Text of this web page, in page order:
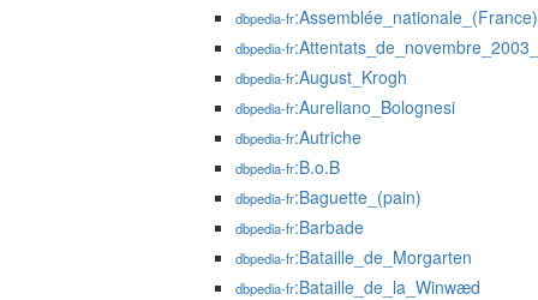
dbpedia-fr:Assemblée_nationale_(France)
dbpedia-fr
dbpedia-fr:August_Krogh
dbpedia-fr:Aureliano_Bolognesi
dbpedia-fr:Autriche
dbpedia-fr:B.o.B
dbpedia-fr:Baguette_(pain)
dbpedia-fr:Barbade
dbpedia-fr:Bataille_de_Morgarten
dbpedia-fr:Bataille_de_la_Winwæd